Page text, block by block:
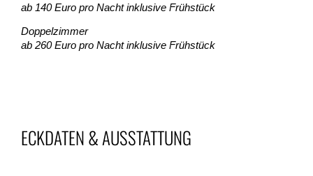
ab 140 Euro pro Nacht inklusive Frühstück
Doppelzimmer
ab 260 Euro pro Nacht inklusive Frühstück
ECKDATEN & AUSSTATTUNG